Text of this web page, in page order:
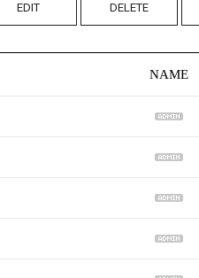
EDIT DELETE
NAME